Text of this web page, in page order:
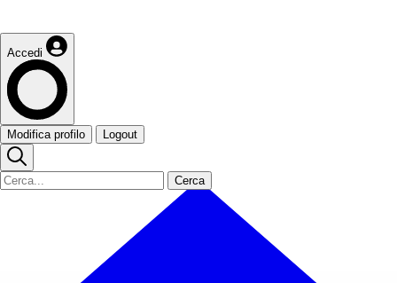
Accedi
Modifica profilo Logout
Cerca